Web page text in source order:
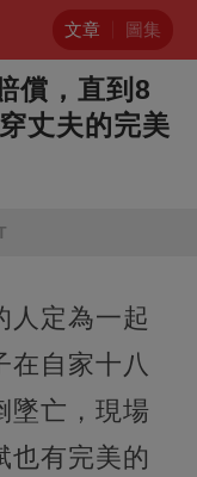
文章 圖集
償，直到8
丈夫的完美
人定為一起
在自家十八
墜亡，現場
也有完美的